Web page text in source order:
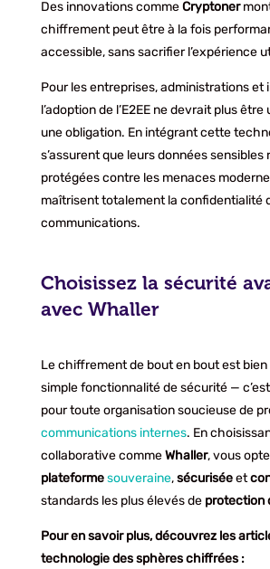
Des innovations commeCryptoner
chiffrement peut être à la fois
accessible, sans sacrifier l’expérience
Pour les entreprises, administrations et
l’adoption de l’E2EE ne devrait plus
une obligation. En intégrant cette
s’assurent que leurs données sensibles
protégées contre les menaces
maîtrisent totalement la confidentialité
communications.
Choisissez la sécurité
avec Whaller
Le chiffrement de bout en bout est bien
simple fonctionnalité de sécurité —
pour toute organisation soucieuse de
communications internes. En
collaborative commeWhaller, vous
plateformesouveraine,sécuriséeet
standards les plus élevés de protection
Pour en savoir plus, découvrez les
technologie des sphères chiffrées :